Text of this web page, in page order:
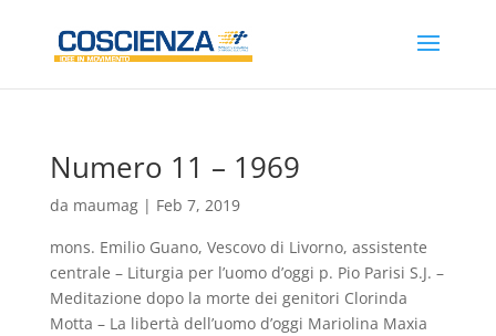
Numero 11 – 1969
da maumag| Feb 7, 2019
mons. Emilio Guano, Vescovo di Livorno, assistente
centrale – Liturgia per l’uomo d’oggi p. Pio Parisi S.J. –
Meditazione dopo la morte dei genitori Clorinda
Motta – La libertà dell’uomo d’oggi Mariolina Maxia